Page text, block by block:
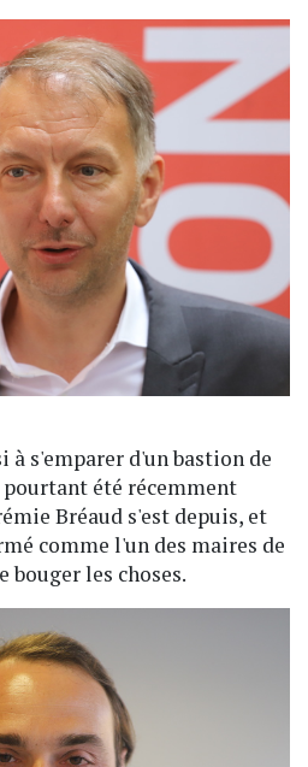
à s'emparer d'un bastion de
été récemment
Bréaud s'est depuis, et
comme l'un des maires de
bouger les choses.